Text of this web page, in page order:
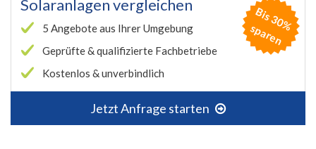
Solaranlagen vergleichen
5 Angebote aus Ihrer Umgebung
Geprüfte & qualifizierte Fachbetriebe
Kostenlos & unverbindlich
Jetzt Anfrage starten
B
is
3
0
%
s
p
a
r
e
n